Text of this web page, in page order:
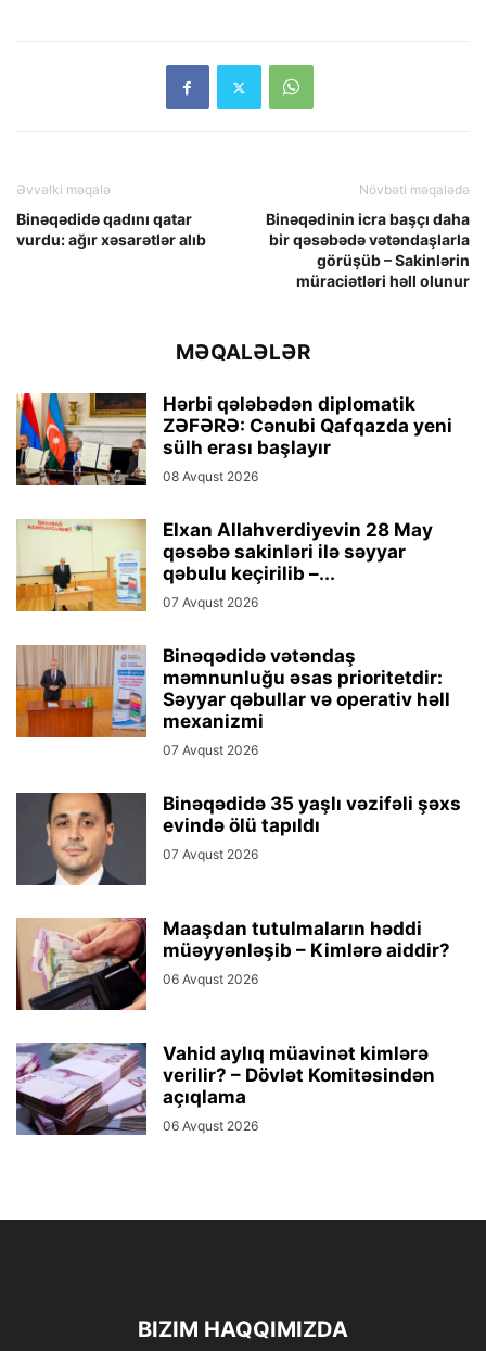
Əvvəlki məqalə
Binəqədidə qadını qatar
vurdu: ağır xəsarətlər alıb
Növbəti məqalədə
Binəqədinin icra başçı daha
bir qəsəbədə vətəndaşlarla
görüşüb – Sakinlərin
müraciətləri həll olunur
MƏQALƏLƏR
Hərbi qələbədən diplomatik
ZƏFƏRƏ: Cənubi Qafqazda yeni
sülh erası başlayır
08 Avqust 2026
Elxan Allahverdiyevin 28 May
qəsəbə sakinləri ilə səyyar
qəbulu keçirilib –...
07 Avqust 2026
Binəqədidə vətəndaş
məmnunluğu əsas prioritetdir:
Səyyar qəbullar və operativ həll
mexanizmi
07 Avqust 2026
Binəqədidə 35 yaşlı vəzifəli şəxs
evində ölü tapıldı
07 Avqust 2026
Maaşdan tutulmaların həddi
müəyyənləşib – Kimlərə aiddir?
06 Avqust 2026
Vahid aylıq müavinət kimlərə
verilir? – Dövlət Komitəsindən
açıqlama
06 Avqust 2026
BIZIM HAQQIMIZDA